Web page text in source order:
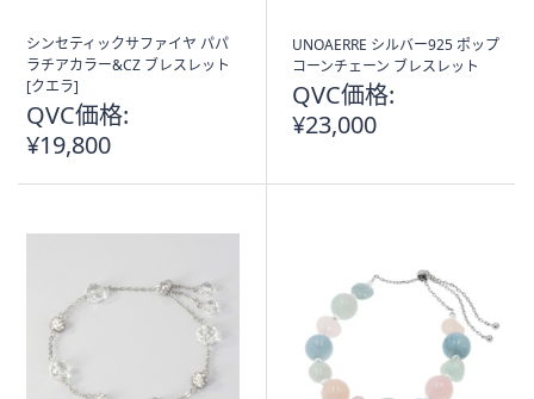
シンセティックサファイヤ パパ
ラチアカラー&CZ ブレスレット
[クエラ]
QVC価格:
¥19,800
UNOAERRE シルバー925 ポップ
コーンチェーン ブレスレット
QVC価格:
¥23,000